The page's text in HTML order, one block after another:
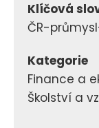
Klíčová
ČR-
Kategorie
Finance a
Školství a